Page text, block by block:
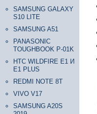
SAMSUNG GALAXY
S10 LITE
SAMSUNG A51
PANASONIC
TOUGHBOOK P-01K
HTC WILDFIRE E1 И
E1 PLUS
REDMI NOTE 8T
VIVO V17
SAMSUNG A20S